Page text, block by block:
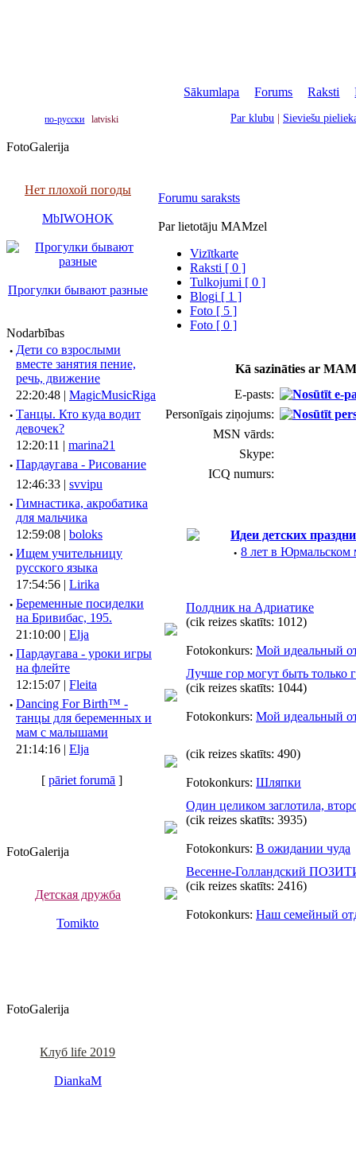
Sākumlapa |Forums |Raksti |
по-русски latviski Par klubu Sieviešu
FotoGalerija
Нет плохой погоды
MbIWOHOK
Прогулки бывают разные
Nodarbības
· Дети со взрослыми
вместе занятия пение,
речь, движение
22:20:48 | MagicMusicRiga
· Танцы. Кто куда водит
девочек?
12:20:11 | marina21
· Пардаугава - Рисование
12:46:33 | svvipu
· Гимнастика, акробатика
для мальчика
12:59:08 | boloks
· Ищем учительницу
русского языка
17:54:56 | Lirika
· Беременные посиделки
на Бривибас, 195.
21:10:00 | Elja
· Пардаугава - уроки игры
на флейте
12:15:07 | Fleita
· Dancing For Birth™ -
танцы для беременных и
мам с малышами
21:14:16 | Elja
[pāriet forumā ]
FotoGalerija
Детская дружба
Tomikto
FotoGalerija
Клуб life 2019
DiankaM
Forumu saraksts
Par lietotāju MAMzel
Vizītkarte
Raksti [ 0 ]
Tulkojumi [ 0 ]
Blogi [ 1 ]
Foto [ 5 ]
Foto [ 0 ]
Kā sazināties ar
E-pasts:
Personīgais ziņojums:
MSN vārds:
Skype:
ICQ numurs:
Идеи детских
· 8 лет в Юрмальском
Полдник на Адриатике
(cik reizes skatīts: 1012)
Fotokonkurs: Мой идеальный
Лучше гор могут быть только
(cik reizes skatīts: 1044)
Fotokonkurs: Мой идеальный
(cik reizes skatīts: 490)
Fotokonkurs: Шляпки
Один целиком заглотила,
(cik reizes skatīts: 3935)
Fotokonkurs: В ожидании чуда
Весенне-Голландский
(cik reizes skatīts: 2416)
Fotokonkurs: Наш семейный